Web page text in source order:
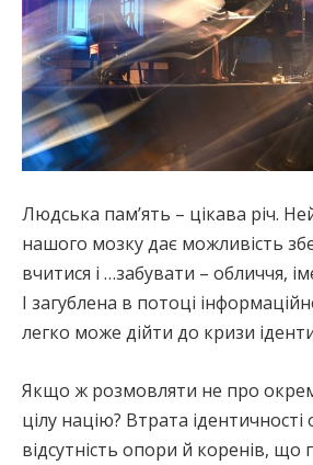
Людська пам’ять – цікава річ.
нашого мозку дає можливість
вчитися і …забувати – обличчя,
І загублена в потоці
легко може дійти до кризи
Якщо ж розмовляти не про
цілу націю? Втрата
відсутність опори й коренів, що